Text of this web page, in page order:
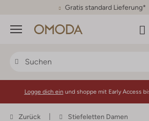
30 Tage Rückgaberecht
Menü
Logge dich ein und shoppe mit Early Access
Zurück Stiefeletten Damen